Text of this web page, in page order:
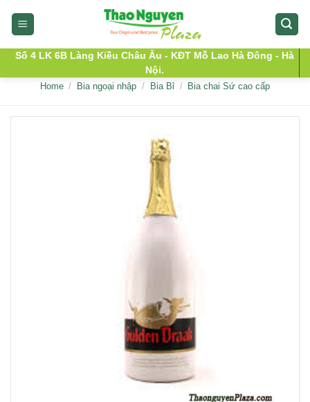
Số 4 LK 6B Làng Kiều Châu Âu - KĐT Mỗ Lao Hà Đông - Hà
Nội.
Home / Bia ngoại nhập / Bia Bỉ / Bia chai Sứ cao cấp